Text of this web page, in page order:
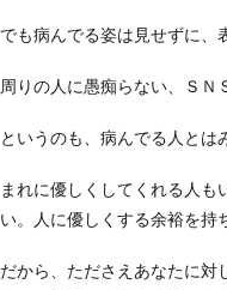
恋
以
の
対
でも病んでる姿は見せずに、
周りの人に愚痴らない、ＳＮ
というのも、病んでる人とは
まれに優しくしてくれる人
い。人に優しくする余裕を持
だから、たださえあなたに対